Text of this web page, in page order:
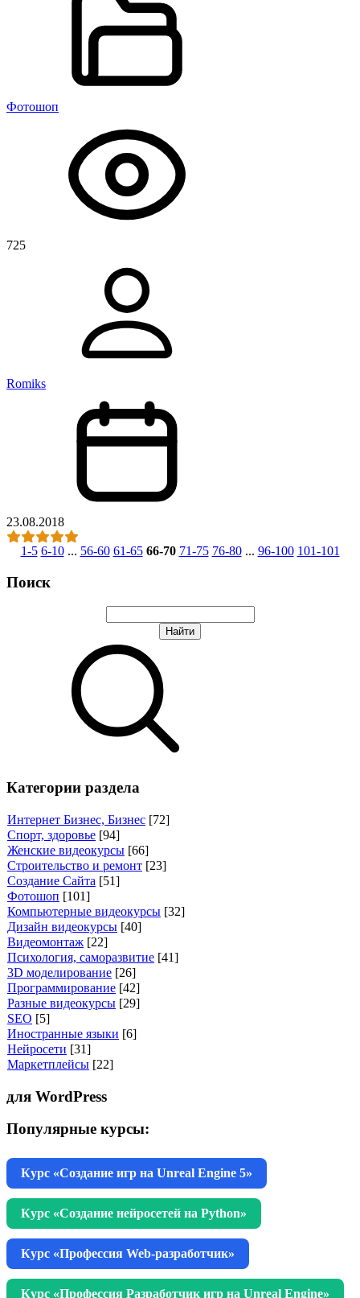
Фотошоп
725
Romiks
23.08.2018
1-5 6-10 ... 56-60 61-65 66-70 71-75 76-80 ... 96-100 101-101
Поиск
Категории раздела
Интернет Бизнес, Бизнес [72]
Спорт, здоровье [94]
Женские видеокурсы [66]
Строительство и ремонт [23]
Создание Сайта [51]
Фотошоп [101]
Компьютерные видеокурсы [32]
Дизайн видеокурсы [40]
Видеомонтаж [22]
Психология, саморазвитие [41]
3D моделирование [26]
Программирование [42]
Разные видеокурсы [29]
SEO [5]
Иностранные языки [6]
Нейросети [31]
Маркетплейсы [22]
для WordPress
Популярные курсы:
Курс «Создание игр на Unreal Engine 5»
Курс «Создание нейросетей на Python»
Курс «Профессия Web-разработчик»
Курс «Профессия Разработчик игр на Unreal Engine»